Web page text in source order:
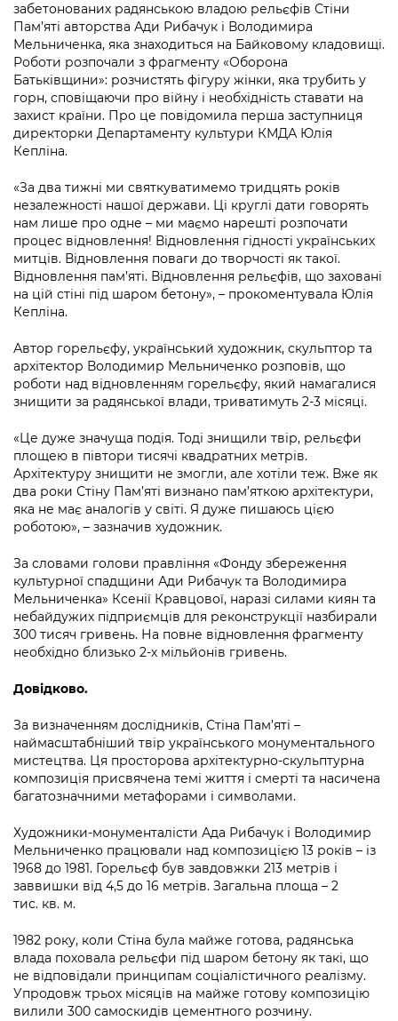
Рішення та розпорядження
Проєкти розпоряджень, що
перебувають на погодженні КМВА
Рішення Київради
Контактна інформація
Графік роботи та прийому громадян
Вакансії
Статистика
Звернення громадян
Промисловість і наука Києва
Підприємства, установи, організації
Kyiv International Relations
Річні звіти
Гендерна політика
Київська міська військова адміністрація
Освіта та навчальні заклади
Дороги, транспорт та парковки
Навколишнє середовище міста
Містобудування та земельні ділянки
Бізнес та ліцензування
Фінанси та бюджет
Безпека та правопорядок
Ритуальні послуги
Іноземцям / For foreigners
Пам'ятки культурної спадщини
Безбар'єрність
Портал послуг
Міський застосунок Київ Цифровий
Важливе під час воєнного стану
Громадська експертиза
Громадський бюджет
Консультації з громадськістю
Громадська рада
Відкритий бюджет
Контактний центр
Допомога учасникам АТО
Рада з питань внутрішньо переміщених
адміністрації
«Ініціатива «Партнерство «Відкритий
Уряд» – місцевий рівень»
Важливе під час воєнного стану
Інформація з обмеженим доступом
Подати запит онлайн
Проекти нормативно-правових та
інших актів
Питання і відповіді про публічну
інформацію
Порядок оскарження рішень, дій чи
бездіяльності розпорядників інформації
Звіти про опрацювання запитів на
публічну інформацію
Інформація для споживачів
Портал даних Києва
Публічні дашборди
Медіагалерея
Підписатися на новини та анонси від
КМДА / Subscribe to announcements
from the KCSA
Порядок акредитації медіа /
Accreditation process
Подати журналістський запит /
Submitting a media request
Зйомки в лікарнях в умовах воєнного
стану / Rules for media coverage of
hospitals at work under martial law
media
Портал Послуг
забетонованих радянською владою рельєфів Стіни
Пам’яті авторства Ади Рибачук і Володимира
Мельниченка, яка знаходиться на Байковому кладовищі.
Роботи розпочали з фрагменту «Оборона
Батьківщини»: розчистять фігуру жінки, яка трубить у
горн, сповіщаючи про війну і необхідність ставати на
захист країни. Про це повідомила перша заступниця
директорки Департаменту культури КМДА Юлія
Кепліна.
«За два тижні ми святкуватимемо тридцять років
незалежності нашої держави. Ці круглі дати говорять
нам лише про одне – ми маємо нарешті розпочати
процес відновлення! Відновлення гідності українських
митців. Відновлення поваги до творчості як такої.
Відновлення пам’яті. Відновлення рельєфів, що заховані
на цій стіні під шаром бетону», – прокоментувала Юлія
Кепліна.
Автор горельєфу, український художник, скульптор та
архітектор Володимир Мельниченко розповів, що
роботи над відновленням горельєфу, який намагалися
знищити за радянської влади, триватимуть 2-3 місяці.
«Це дуже значуща подія. Тоді знищили твір, рельєфи
площею в півтори тисячі квадратних метрів.
Архітектуру знищити не змогли, але хотіли теж. Вже як
два роки Стіну Пам’яті визнано пам’яткою архітектури,
яка не має аналогів у світі. Я дуже пишаюсь цією
роботою», – зазначив художник.
За словами голови правління «Фонду збереження
культурної спадщини Ади Рибачук та Володимира
Мельниченка» Ксенії Кравцової, наразі силами киян та
небайдужих підприємців для реконструкції назбирали
300 тисяч гривень. На повне відновлення фрагменту
необхідно близько 2-х мільйонів гривень.
Довідково.
За визначенням дослідників, Стіна Пам’яті –
наймасштабніший твір українського монументального
мистецтва. Ця просторова архітектурно-скульптурна
композиція присвячена темі життя і смерті та насичена
багатозначними метафорами і символами.
Художники-монументалісти Ада Рибачук і Володимир
Мельниченко працювали над композицією 13 років – із
1968 до 1981. Горельєф був завдовжки 213 метрів і
заввишки від 4,5 до 16 метрів. Загальна площа – 2
тис. кв. м.
1982 року, коли Стіна була майже готова, радянська
влада поховала рельєфи під шаром бетону як такі, що
не відповідали принципам соціалістичного реалізму.
Упродовж трьох місяців на майже готову композицію
вилили 300 самоскидів цементного розчину.